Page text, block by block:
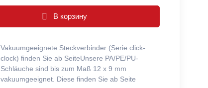
В корзину
Vakuumgeeignete Steckverbinder (Serie click-
clock) finden Sie ab SeiteUnsere PA/PE/PU-
Schläuche sind bis zum Maß 12 x 9 mm
vakuumgeeignet. Diese finden Sie ab Seite